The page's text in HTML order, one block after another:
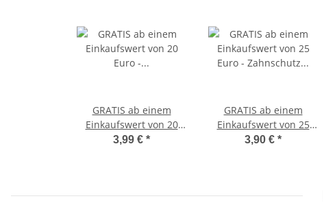
GRATIS ab einem
Einkaufswert von 20
Euro -
3,99 € *
GRATIS ab einem
Einkaufswert von 25
Euro - Zahnschutz
3,90 € *